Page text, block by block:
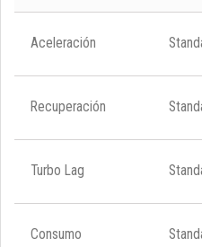
Aceleración
Recuperación
Turbo Lag
Consumo